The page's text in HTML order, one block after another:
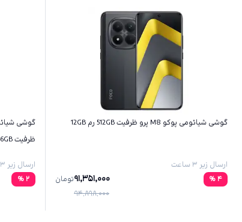
گوشی شیائومی پوکو M8 پرو ظرفیت 512GB رم 12GB
ارسال زیر ۳ ساعت
4
%
91,351,000
94,898,000
تومان
ظرفیت 256GB رم 12GB
ارسال زیر ۳ ساعت
2
%